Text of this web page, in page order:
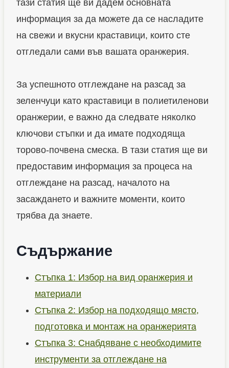
тази статия ще ви дадем основната
информация за да можете да се насладите
на свежи и вкусни краставици, които сте
отгледали сами във вашата оранжерия.
За успешното отглеждане на разсад за
зеленчуци като краставици в полиетиленови
оранжерии, е важно да следвате няколко
ключови стъпки и да имате подходяща
торово-почвена смеска. В тази статия ще ви
предоставим информация за процеса на
отглеждане на разсад, началото на
засаждането и важните моменти, които
трябва да знаете.
Съдържание
Стъпка 1: Избор на вид оранжерия и
материали
Стъпка 2: Избор на подходящо място,
подготовка и монтаж на оранжерията
Стъпка 3: Снабдяване с необходимите
инструменти за отглеждане на